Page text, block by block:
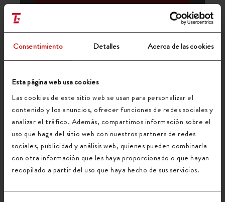
Consentimiento Detalles Acerca de las cookies
Esta página web usa cookies
Las cookies de este sitio web se usan para personalizar el
contenido y los anuncios, ofrecer funciones de redes sociales y
analizar el tráfico. Además, compartimos información sobre el
uso que haga del sitio web con nuestros partners de redes
sociales, publicidad y análisis web, quienes pueden combinarla
con otra información que les haya proporcionado o que hayan
recopilado a partir del uso que haya hecho de sus servicios.
Pídenos información y presupuesto para tus
necesidades de logística y distribución
completando el siguiente formulario:
Nombre (requerido)
Tu correo electrónico (requerido)
Teléfono